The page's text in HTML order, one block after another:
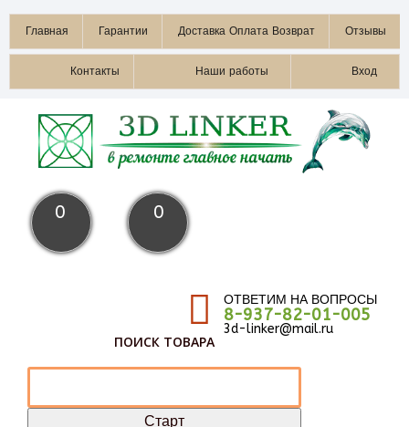
Главная Гарантии Доставка Оплата Возврат Отзывы
Контакты Наши работы Вход
0 0
ОТВЕТИМ НА ВОПРОСЫ
8-937-82-01-005
3d-linker@mail.ru
ПОИСК ТОВАРА